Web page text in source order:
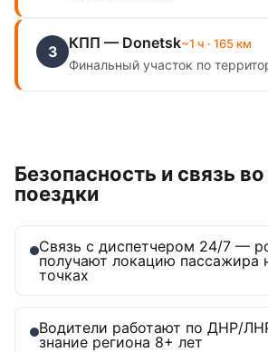
3 КПП — Donetsk~1 ч · 165 км
Финальный участок по
Безопасность и связь
поездки
Связь с диспетчером 24/7 —
получают локацию пассажира
точках
Водители работают по ДНР/
знание региона 8+ лет